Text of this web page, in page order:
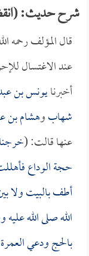
شرح حديث:
قال المؤلف رحمه
عند الاغتسال
أخبرنايونس بن
شهابوهشام بن
عنها قالت: (
حجة الوداع
أطف بالبيت ولا
الله صلى الله
بالحج ودعي